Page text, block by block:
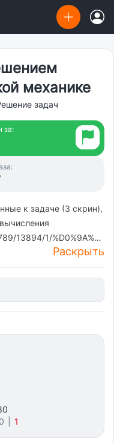
механике
задач
за:
к задаче (3 скрин),
1/
14, вариант 10 на
данные для
Раскрыть
0 1